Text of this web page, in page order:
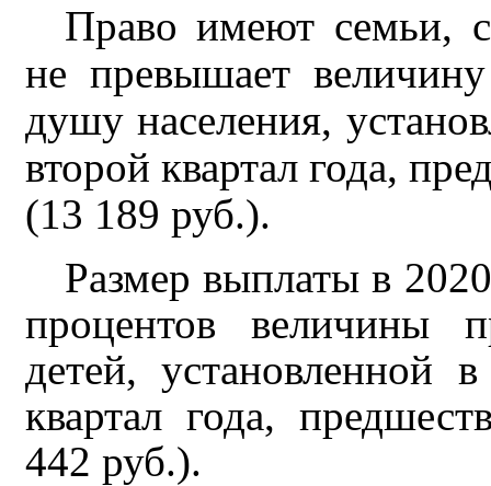
Право имеют семьи,
не превышает
душу населения,
второй квартал года,
(13 189 руб.).
Размер выплаты в
процентов величины
детей, установленной
квартал года,
442 руб.).